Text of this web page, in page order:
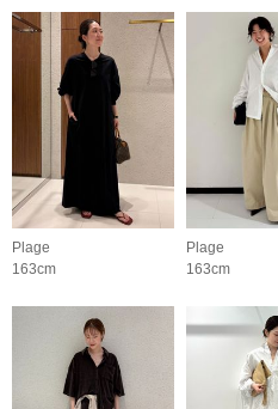
Plage
163cm
Plage
163cm